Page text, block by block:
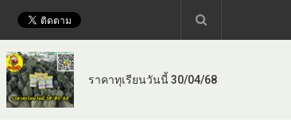
ราคาทุเรียนวันนี้ 30/04/68